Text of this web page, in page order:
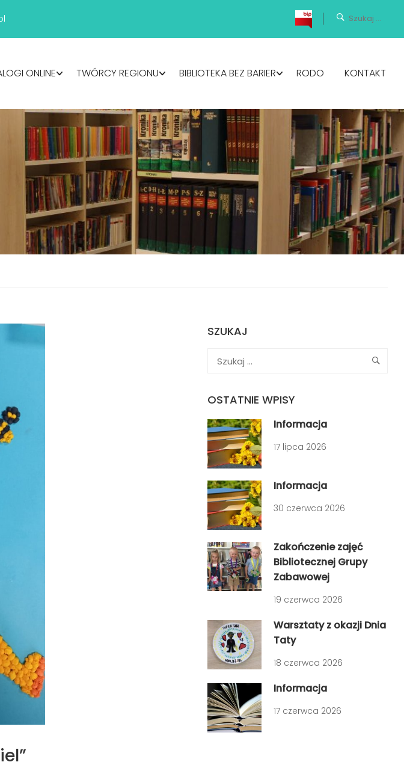
ONLINE TWÓRCY REGIONU BIBLIOTEKA BEZ BARIER RODO KONTAKT
SZUKAJ
OSTATNIE WPISY
Informacja
17 lipca 2026
Informacja
30 czerwca 2026
Zakończenie zajęć
Bibliotecznej Grupy
Zabawowej
19 czerwca 2026
Warsztaty z okazji Dnia
Taty
18 czerwca 2026
Informacja
17 czerwca 2026